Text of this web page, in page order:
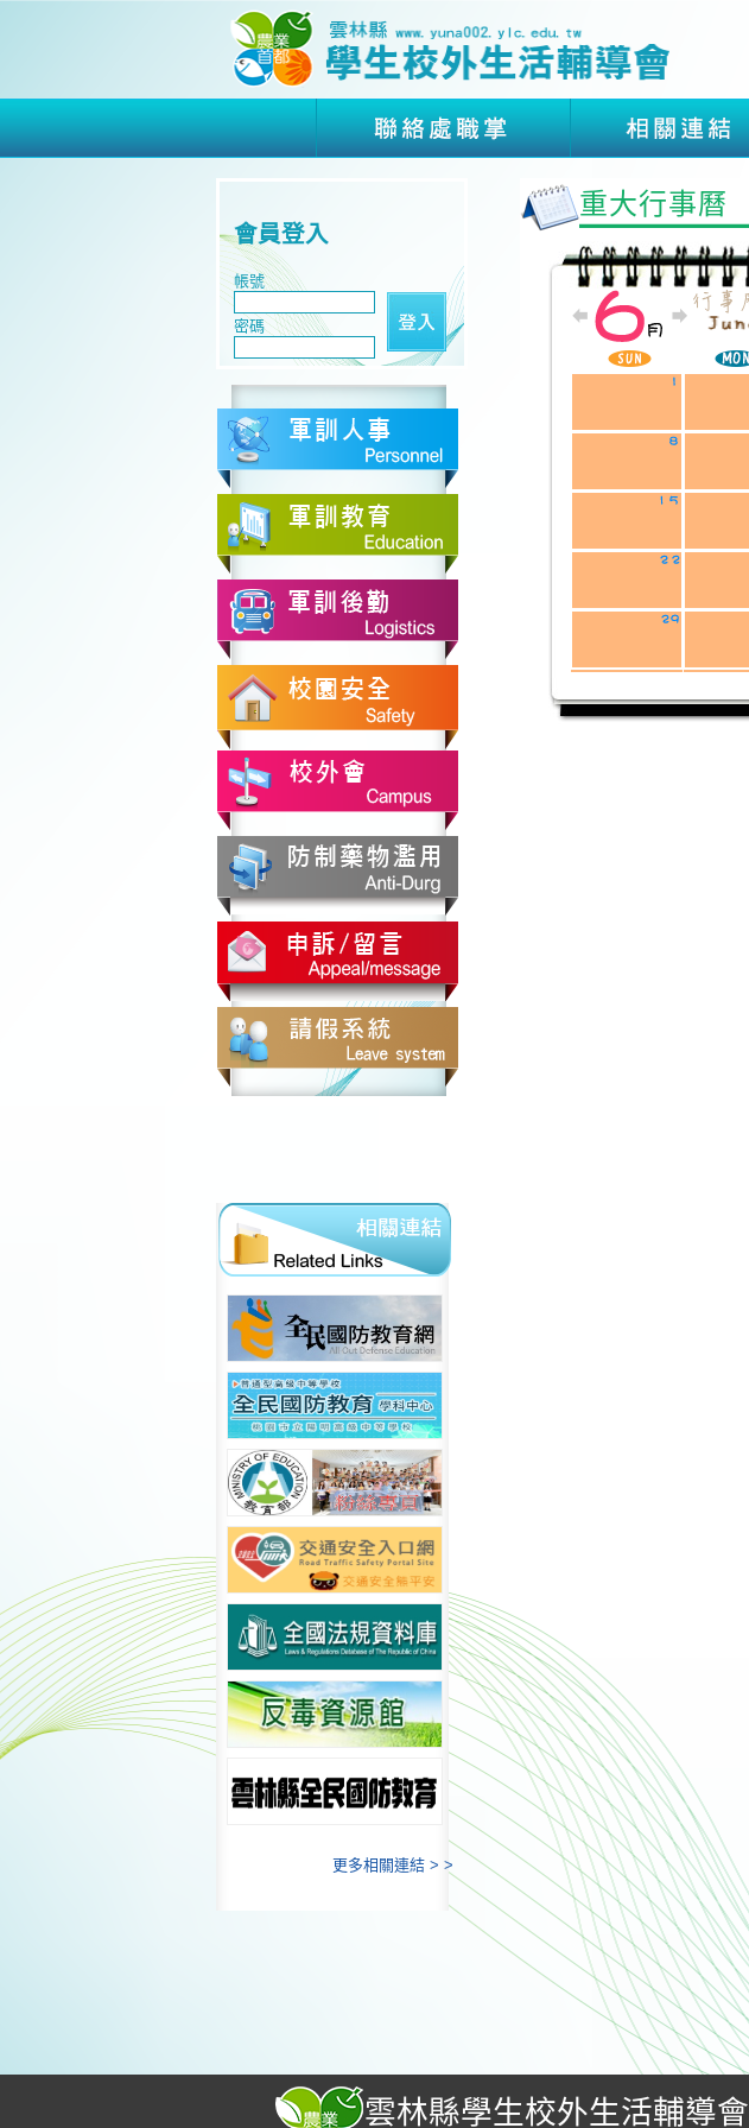
會員登入
帳號
密碼
更多相關連結 > >
重大行事曆
雲林縣學生校外生活輔導會